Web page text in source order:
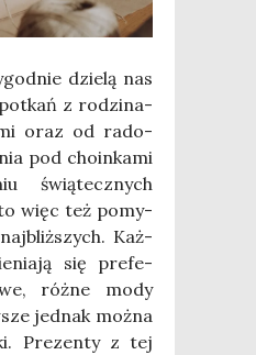
dzie­lą nas
z rodzi­na­
oraz od rado­
pod cho­in­ka­mi
świą­tecz­nych
więc też pomy­
Każ­
się pre­fe­
róż­ne mody
jed­nak moż­na
Pre­zen­ty z tej